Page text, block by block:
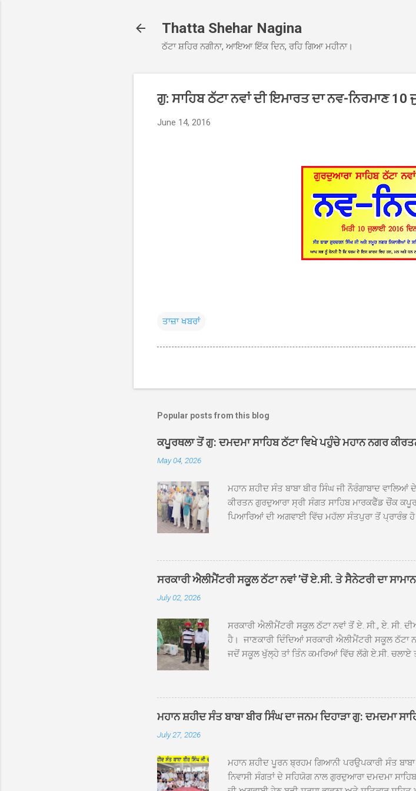
Thatta Shehar Nagina
ਠੱਟਾ ਸ਼ਹਿਰ ਨਗੀਨਾ, ਆਇਆ ਇੱਕ ਦਿਨ, ਰਹਿ ਗਿਆ ਮਹੀਨਾ।
ਗੁ: ਸਾਹਿਬ ਠੱਟਾ ਨਵਾਂ ਦੀ ਇਮਾਰਤ ਦਾ ਨਵ-ਨਿਰਮਾਣ 10
June 14, 2016
ਤਾਜ਼ਾ ਖਬਰਾਂ
Popular posts from this blog
ਕਪੂਰਥਲਾ ਤੋਂ ਗੁ: ਦਮਦਮਾ ਸਾਹਿਬ ਠੱਟਾ ਵਿਖੇ ਪਹੁੰਚੇ ਮਹਾਨ ਨਗਰ
May 04, 2026
ਮਹਾਨ ਸ਼ਹੀਦ ਸੰਤ ਬਾਬਾ ਬੀਰ ਸਿੰਘ ਜੀ ਨੌਰੰਗਾਬਾਦ
ਕੀਰਤਨ ਗੁਰਦੁਆਰਾ ਸ੍ਰੀ ਸੰਗਤ ਸਾਹਿਬ ਮਾਰਕਫੈੱਡ ਚੌਂਕ
ਪਿਆਰਿਆਂ ਦੀ ਅਗਵਾਈ ਵਿੱਚ ਮਹੱਲਾ ਸੰਤਪੁਰਾ ਤੋਂ ਪ੍ਰਾਰੰਭ
ਦਮਦਮਾ ਸਾਹਿਬ ਠੱਟਾ ਵਿਖੇ ਪਹੁੰਚਿਆ। ਨਗਰ ਕੀਰਤਨ ਦੇ
ਸੰਤ ਬਾਬਾ ਹਰਜੀਤ ਸਿੰਘ ਤੇ ਇਲਾਕੇ ਦੀਆਂ ਸੰਗਤਾਂ ਵੱਲੋਂ
ਦਮਦਮਾ ਸਾਹਿਬ ਠੱਟਾ ਵਿਖੇ ਨਗਰ ਕੀਰਤਨ ਦੇ ਸਮਾਪਤੀ
ਪ੍ਰਬੰਧਕਾਂ ਦਾ ਗੁਰਦੁਆਰਾ ਦਮਦਮਾ ਸਾਹਿਬ ਠੱਟਾ ਦੇ ਮੁੱਖ
ਸਰਕਾਰੀ ਐਲੀਮੈਂਟਰੀ ਸਕੂਲ ਠੱਟਾ ਨਵਾਂ ’ਚੋਂ ਏ.ਸੀ. ਤੇ ਸੈਨੇਟਰੀ ਦਾ
July 02, 2026
ਸਰਕਾਰੀ ਐਲੀਮੈਂਟਰੀ ਸਕੂਲ ਠੱਟਾ ਨਵਾਂ ਤੋਂ ਏ. ਸੀ., ਏ. ਸੀ.
ਹੈ। ਜਾਣਕਾਰੀ ਦਿੰਦਿਆਂ ਸਰਕਾਰੀ ਐਲੀਮੈਂਟਰੀ ਸਕੂਲ
ਜਦੋਂ ਸਕੂਲ ਖੁੱਲ੍ਹੇ ਤਾਂ ਤਿੰਨ ਕਮਰਿਆਂ ਵਿੱਚ ਲੱਗੇ ਏ.ਸੀ.
ਹੋਈਆਂ ਸਨ। ਉਨ੍ਹਾਂ ਦੱਸਿਆ ਕਿ ਉਹ ਛੁੱਟੀਆਂ ਦੌਰਾਨ ਵੀ
20 ਤੋਂ 30 ਜੂਨ ਵਿਚਕਾਰ ਹੋਈ ਜਾਪਦੀ ਹੈ। ਇਸ ਮੌਕੇ ਸਕੂਲ
ਸਿੰਘ ਟੋਡਰਵਾਲ ਨੇ ਦੱਸਿਆ ਕਿ ਸਕੂਲ ਵਿੱਚ ਪਿਛਲੇ ਸਾਲ ਤਿੰਨ
ਜਿਸ ਦੀ ਮਾਪਿਆਂ ਨੇ ਖੂਬ ਪ੍ਰਸੰਸਾ ਕੀਤੀ ਸੀ। ਉਨ੍ਹਾਂ
ਮਹਾਨ ਸ਼ਹੀਦ ਸੰਤ ਬਾਬਾ ਬੀਰ ਸਿੰਘ ਦਾ ਜਨਮ ਦਿਹਾੜਾ ਗੁ: ਦਮਦਮਾ
July 27, 2026
ਮਹਾਨ ਸ਼ਹੀਦ ਪੂਰਨ ਬ੍ਰਹਮ ਗਿਆਨੀ ਪਰਉਪਕਾਰੀ ਸੰਤ
ਨਿਵਾਸੀ ਸੰਗਤਾਂ ਦੇ ਸਹਿਯੋਗ ਨਾਲ ਗੁਰਦੁਆਰਾ ਦਮਦਮਾ